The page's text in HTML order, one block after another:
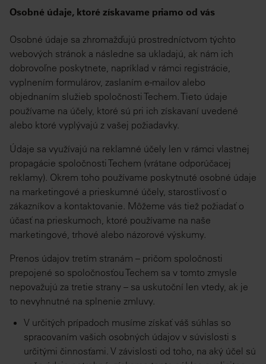
Osobné údaje, ktoré získavame priamo od vás
Osobné údaje sa zhromažďujú prostredníctvom týchto
webových stránok a následne sa ukladajú, ak nám ich
dobrovoľne poskytnete, napríklad v rámci registrácie,
vyplnením formulárov, zaslaním e-mailov alebo
objednaním služieb spoločnosti Techem. Tieto údaje
používame na účely, ktoré sú pri ich získavaní uvedené
alebo ktoré vyplývajú z vašej požiadavky.
Údaje sa využívajú na reklamné účely len v rámci vlastnej
propagácie spoločnosti Techem (vrátane odporúčacej
reklamy). Okrem toho používame poskytnuté osobné údaje
na marketingové a prieskumné účely, starostlivosť o
zákazníkov a kontaktovanie. Môžeme vás tiež požiadať o
účasť na prieskumoch, ktoré používame na naše
marketingové, trhové alebo názorové výskumy.
Prenos údajov tretím stranám – pričom spoločnosti
prepojené so spoločnosťou Techem sa v tomto zmysle
nepovažujú za tretie strany – sa uskutoční len vtedy, ak je
to nevyhnutné na splnenie zmluvy.
V určitých prípadoch musíme získať váš súhlas so
spracovaním vašich osobných údajov v súvislosti s
určitými činnosťami. V závislosti od toho, na aký účel sú